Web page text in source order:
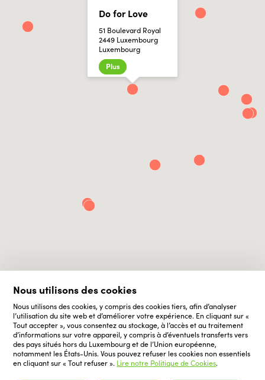
Nous utilisons des cookies
Nous utilisons des cookies, y compris des cookies tiers, afin d’analyser
l’utilisation du site web et d’améliorer votre expérience. En cliquant sur «
Tout accepter », vous consentez au stockage, à l’accès et au traitement
d’informations sur votre appareil, y compris à d’éventuels transferts vers
des pays situés hors du Luxembourg et de l’Union européenne,
notamment les États-Unis. Vous pouvez refuser les cookies non essentiels
en cliquant sur « Tout refuser ». Lire notre Politique de Cookies.
Do for Love
51 Boulevard Royal
2449 Luxembourg
Luxembourg
Plus